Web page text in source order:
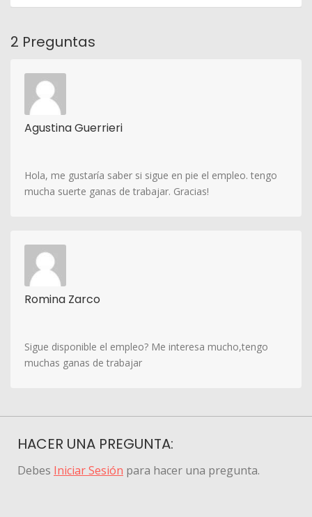
2 Preguntas
Agustina Guerrieri
Hola, me gustaría saber si sigue en pie el empleo. tengo
mucha suerte ganas de trabajar. Gracias!
Romina Zarco
Sigue disponible el empleo? Me interesa mucho,tengo
muchas ganas de trabajar
HACER UNA PREGUNTA:
Debes Iniciar Sesión para hacer una pregunta.